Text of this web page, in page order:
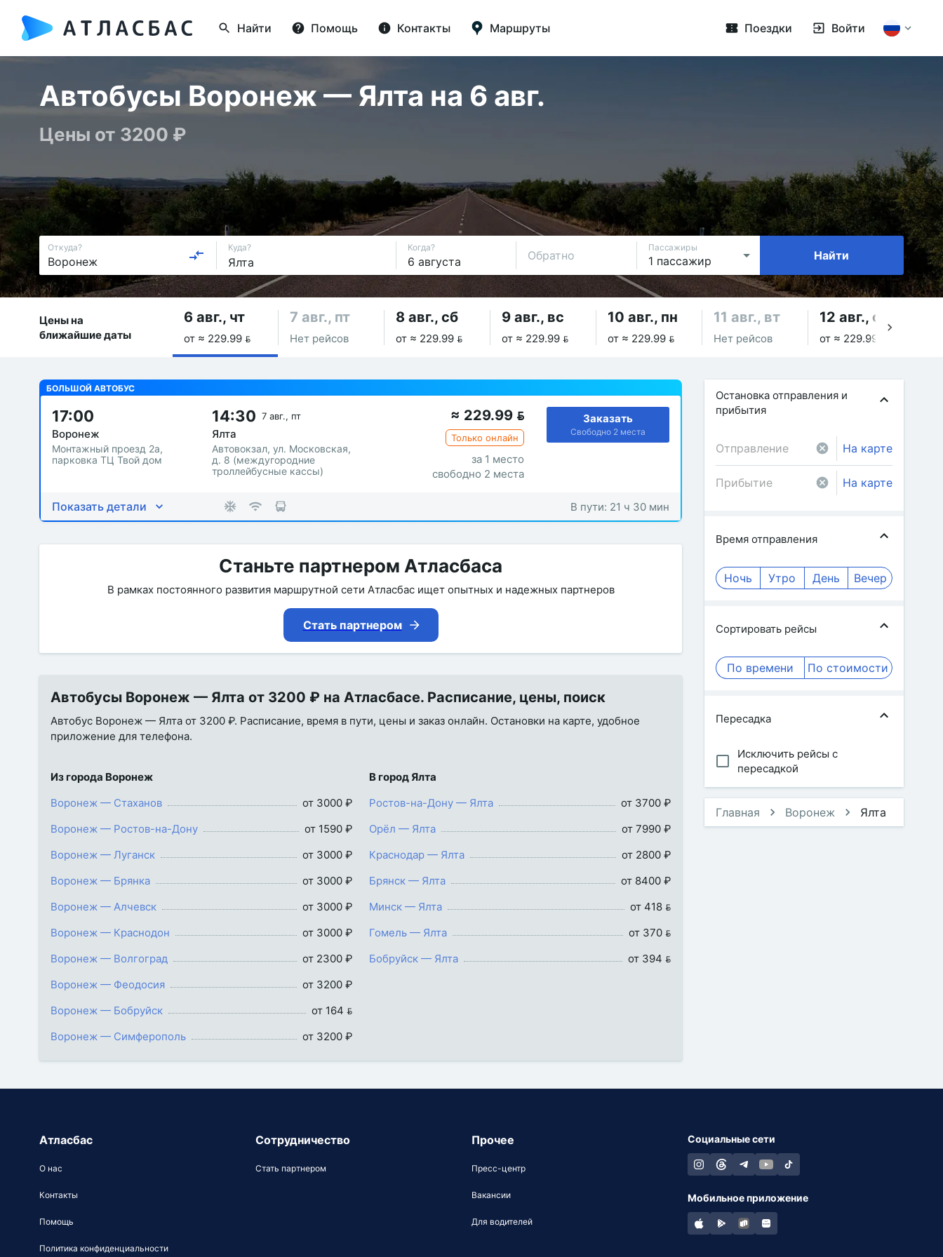
Найти Помощь Контакты Маршруты Поездки Войти
Автобусы Воронеж — Ялта на 6 авг.
Цены от 3200 ₽
Откуда? Куда? Когда?
Обратно
Пассажиры
Найти
Цены на
ближайшие даты
6 авг., чт
от ≈ 229.99 
7 авг., пт
Нет рейсов
8 авг., сб
от ≈ 229.99 
9 авг., вс
от ≈ 229.99 
10 авг., пн
от ≈ 229.99 
11 авг., вт
Нет рейсов
12 авг., ср
от ≈ 229.99 
БОЛЬШОЙ АВТОБУС
17:00
Воронеж
Монтажный проезд 2а,
парковка ТЦ Твой дом
14:30 7 авг., пт
Ялта
Автовокзал, ул. Московская,
д. 8 (междугородние
троллейбусные кассы)
≈ 229.99 
Только онлайн
за 1 место
свободно 2 места
Заказать
Свободно 2 места
Показать детали В пути: 21 ч 30 мин
Станьте партнером Атласбаса
В рамках постоянного развития маршрутной сети Атласбас ищет опытных и надежных партнеров
Стать партнером
Автобусы Воронеж — Ялта от 3200 ₽ на Атласбасе. Расписание, цены, поиск
Автобус Воронеж — Ялта от 3200 ₽. Расписание, время в пути, цены и заказ онлайн. Остановки на карте, удобное
приложение для телефона.
Из города Воронеж
Воронеж — Стаханов
от 3000 ₽
Воронеж — Ростов-на-Дону
от 1590 ₽
Воронеж — Луганск
от 3000 ₽
Воронеж — Брянка
от 3000 ₽
Воронеж — Алчевск
от 3000 ₽
Воронеж — Краснодон
от 3000 ₽
Воронеж — Волгоград
от 2300 ₽
Воронеж — Феодосия
от 3200 ₽
Воронеж — Бобруйск
от 164 
Воронеж — Симферополь
от 3200 ₽
В город Ялта
Ростов-на-Дону — Ялта
от 3700 ₽
Орёл — Ялта
от 7990 ₽
Краснодар — Ялта
от 2800 ₽
Брянск — Ялта
от 8400 ₽
Минск — Ялта
от 418 
Гомель — Ялта
от 370 
Бобруйск — Ялта
от 394 
Остановка отправления и
прибытия
На карте
На карте
Время отправления
Ночь Утро День Вечер
Сортировать рейсы
По времени По стоимости
Пересадка
Исключить рейсы с
пересадкой
Главная Воронеж Ялта
Атласбас
О нас
Контакты
Помощь
Политика конфиденциальности
Сотрудничество
Стать партнером
Прочее
Пресс-центр
Вакансии
Для водителей
Социальные сети
Мобильное приложение